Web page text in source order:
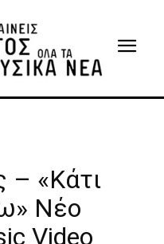
«Κάτι
Νέο
Video